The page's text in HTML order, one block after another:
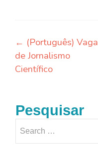
← (Português) Vaga
de Jornalismo
Científico
Pesquisar